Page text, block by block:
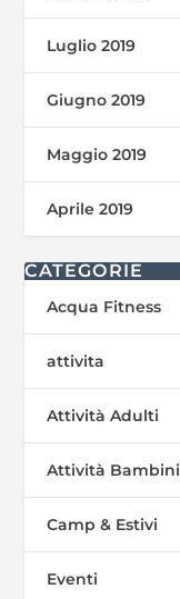
Luglio 2019
Giugno 2019
Maggio 2019
Aprile 2019
CATEGORIE
Acqua Fitness
attivita
Attività Adulti
Attività Bambini
Camp & Estivi
Eventi